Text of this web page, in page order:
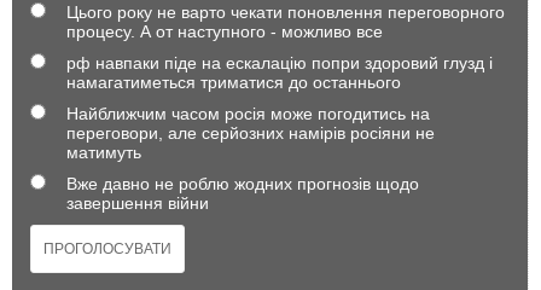
Цього року не варто чекати поновлення переговорного
процесу. А от наступного - можливо все
рф навпаки піде на ескалацію попри здоровий глузд і
намагатиметься триматися до останнього
Найближчим часом росія може погодитись на
переговори, але серйозних намірів росіяни не
матимуть
Вже давно не роблю жодних прогнозів щодо
завершення війни